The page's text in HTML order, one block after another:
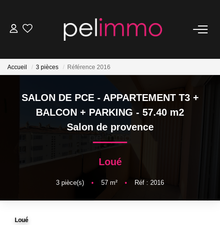
ESTIMATION
Accueil 3 pièces Référence 2016
SALON DE PCE - APPARTEMENT T3 +
BALCON + PARKING - 57.40 m2
Salon de provence
Loué
3 pièce(s) • 57 m² • Réf : 2016
Loué